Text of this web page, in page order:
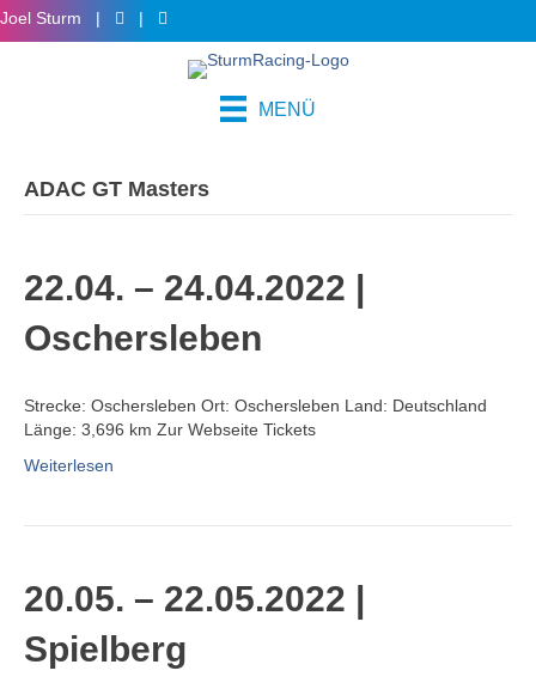
Joel Sturm | |
MENÜ
ADAC GT Masters
22.04. – 24.04.2022 |
Oschersleben
Strecke: Oschersleben Ort: Oschersleben Land: Deutschland
Länge: 3,696 km Zur Webseite Tickets
Weiterlesen
20.05. – 22.05.2022 |
Spielberg